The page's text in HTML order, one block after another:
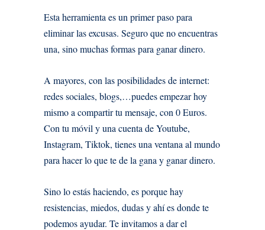
Esta herramienta es un primer paso para
eliminar las excusas. Seguro que no encuentras
una, sino muchas formas para ganar dinero.
A mayores, con las posibilidades de internet:
redes sociales, blogs,…puedes empezar hoy
mismo a compartir tu mensaje, con 0 Euros.
Con tu móvil y una cuenta de Youtube,
Instagram, Tiktok, tienes una ventana al mundo
para hacer lo que te de la gana y ganar dinero.
Sino lo estás haciendo, es porque hay
resistencias, miedos, dudas y ahí es donde te
podemos ayudar. Te invitamos a dar el